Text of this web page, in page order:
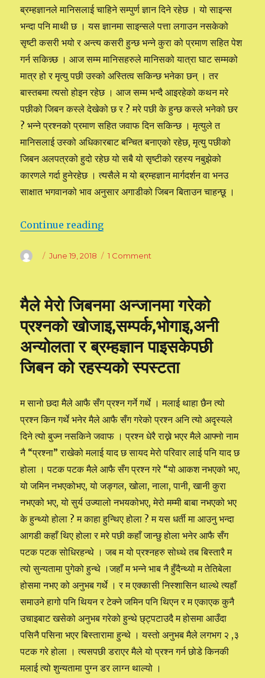
ब्रम्हज्ञानले मानिसलाई चाहिने सम्पुर्ण ज्ञान दिने रहेछ । यो साइन्स
भन्दा पनि माथी छ । यस ज्ञानमा साइन्सले पत्ता लगाउन नसकेको
सृष्टी कसरी भयो र अन्त्य कसरी हुन्छ भन्ने कुरा को प्रमाण सहित पेश
गर्न सकिन्न्छ । आज सम्म मानिसहरुले मानिसको यात्रा घाट सम्मको
मात्र हो र मृत्यु पछी उस्को अस्तित्व सकिन्छ भनेका छन् । तर
बास्तबमा त्यसो होइन रहेछ । आज सम्म भन्दै आइरहेको कथन मरे
पछीको जिबन कस्ले देखेको छ र ? मरे पछी के हुन्छ कस्ले भनेको छर
? भन्ने प्रश्नको प्रमाण सहित जवाफ दिन सकिन्छ । मृत्युले त
मानिसलाई उस्को अधिकारबाट बन्चित बनाएको रहेछ, मृत्यु पछीको
जिबन अलपत्रको हुदो रहेछ यो सबै यो सृष्टीको रहस्य नबुझेको
कारणले गर्दा हुनेरहेछ । त्यसैले म यो ब्रम्हज्ञान मार्गदर्शन वा भनउ
साक्षात भगवानको भाव अनुसार अगाडीको जिबन बिताउन चाहन्छू ।
Continue reading
Author
Posted
June 19, 2018 1 Comment
हिडेको
मैले मेरो जिबनमा अन्जानमा गरेको
प्रश्नको खोजाइ,सम्पर्क,भोगाइ,अनी
अन्योलता र ब्रम्हज्ञान पाइसकेपछी
जिबन को रहस्यको स्पस्टता
म सानो छदा मैले आफै सँग प्रश्न गर्ने गर्थे । मलाई थाहा छैन त्यो
प्रश्न किन गर्थे भनेर मैले आफै सँग गरेको प्रश्न अनि त्यो अदृस्यले
दिने त्यो बुज्न नसकिने जवाफ । प्रश्न धेरै राख्ने भएर मैले आफ्नो नाम
नै “प्रश्ना” राखेको मलाई याद छ सायद मेरो परिवार लाई पनि याद छ
होला । पटक पटक मैले आफै सँग प्रश्न गरे “यो आकश नभएको भए,
यो जमिन नभएकोभए, यो जङ्गल, खोला, नाला, पानी, खानी कुरा
नभएको भए, यो सुर्य उज्यालो नभयकोभए, मेरो मम्मी बाबा नभएको भए
के हुन्थ्यो होला ? म काहा हुन्थिए होला ? म यस धर्ती मा आउनु भन्दा
आगडी कहाँ थिए होला र मरे पछी कहाँ जान्छु होला भनेर आफै सँग
पटक पटक सोधिरहन्थे । जब म यो प्रश्नहरु सोध्थे तब बिस्तारै म
त्यो सुन्यतामा पुगेको हुन्थे ।जहाँ म भन्ने भाब नै हुँदैन्थ्यो म तेतिबेला
होसमा नभए को अनुभब गर्थे । र म एक्कासी निस्शासिन थाल्थे त्यहाँ
समाउने हागो पनि थियन र टेक्ने जमिन पनि थिएन र म एकाएक कुनै
उचाइबाट खसेको अनुभब गरेको हुन्थे छ्ट्पटाउदै म होसमा आउँदा
पसिनै पसिना भएर बिस्तारामा हुन्थे । यस्तो अनुभब मैले लगभग २ ,३
पटक गरे होला । त्यसपछी डराएर मैले यो प्रश्न गर्न छोडे किनकी
मलाई त्यो शुन्यतामा पुग्न डर लाग्न थाल्यो ।